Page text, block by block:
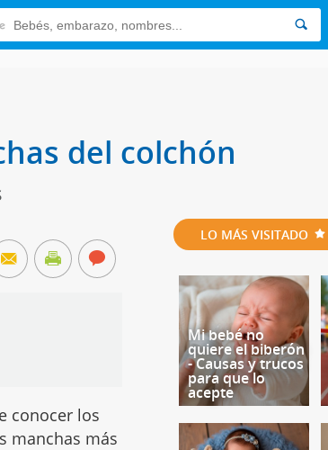
del colchón
conocer los
manchas más
LO MÁS VISITADO
Mi bebé no
quiere el biberón
- Causas y trucos
para que lo
acepte